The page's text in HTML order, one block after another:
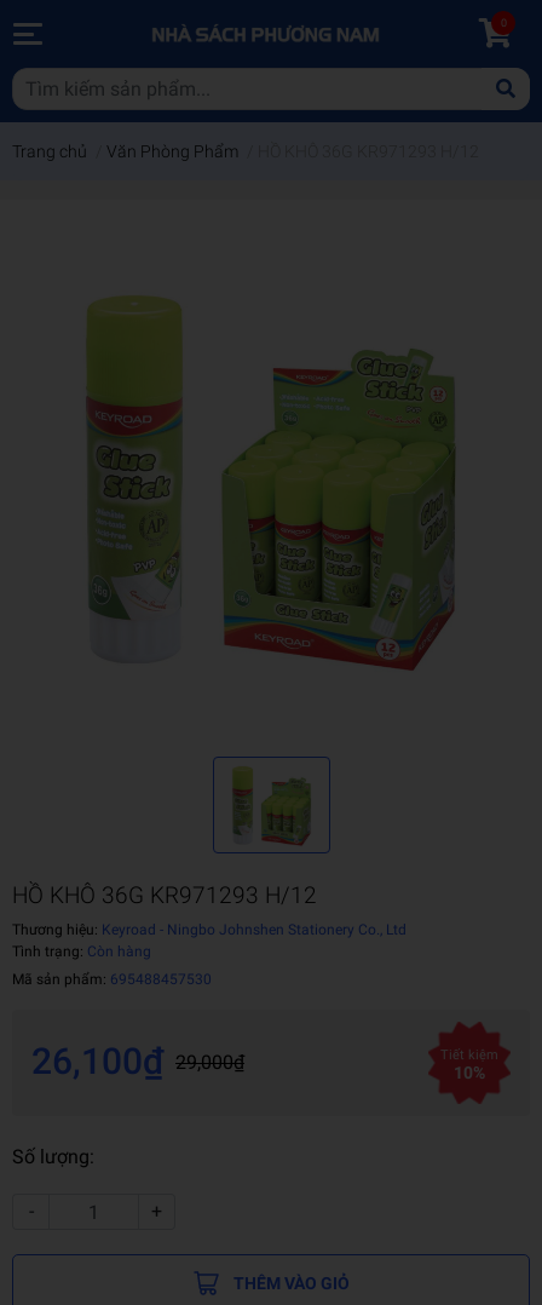
0
Trang chủ Văn Phòng Phẩm
HỒ KHÔ 36G KR971293 H/12
Thương hiệu: Keyroad - Ningbo Johnshen Stationery Co., Ltd
Tình trạng: Còn hàng
Mã sản phẩm: 695488457530
26,100₫ 29,000₫ Tiết kiệm
10%
Số lượng:
- +
THÊM VÀO GIỎ